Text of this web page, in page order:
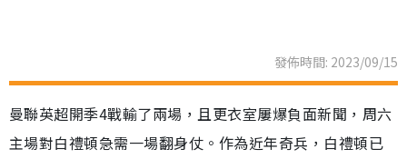
發佈時間: 2023/09/15
曼聯英超開季4戰輸了兩場，且更衣室屢爆負面新聞，周六
主場對白禮頓急需一場翻身仗。作為近年奇兵，白禮頓已